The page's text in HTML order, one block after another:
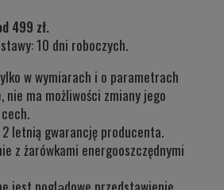
499 zł.
10 dni roboczych.
w wymiarach i o parametrach
nie ma możliwości zmiany jego
letnią gwarancję producenta.
z żarówkami energooszczędnymi